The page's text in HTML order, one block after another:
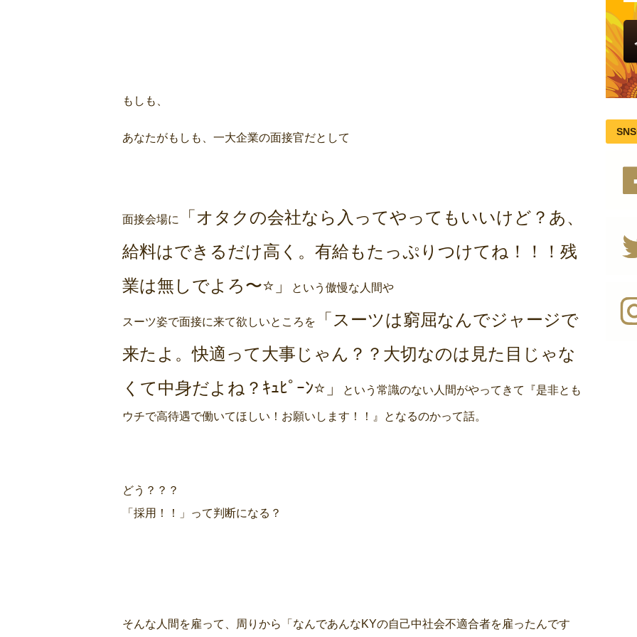
もしも、
あなたがもしも、一大企業の面接官だとして
面接会場に
「オタクの会社なら入ってやってもいいけど？あ、
給料はできるだけ高く。有給もたっぷりつけてね！！！残
業は無しでよろ〜⭐️」
という傲慢な人間や
スーツ姿で面接に来て欲しいところを
「スーツは窮屈なんでジャージで
来たよ。快適って大事じゃん？？大切なのは見た目じゃな
くて中身だよね？ｷｭﾋﾟｰﾝ⭐️」
という常識のない人間がやってきて『是非とも
ウチで高待遇で働いてほしい！お願いします！！』となるのかって話。
どう？？？
「採用！！」って判断になる？
そんな人間を雇って、周りから「なんであんなKYの自己中社会不適合者を雇ったんです